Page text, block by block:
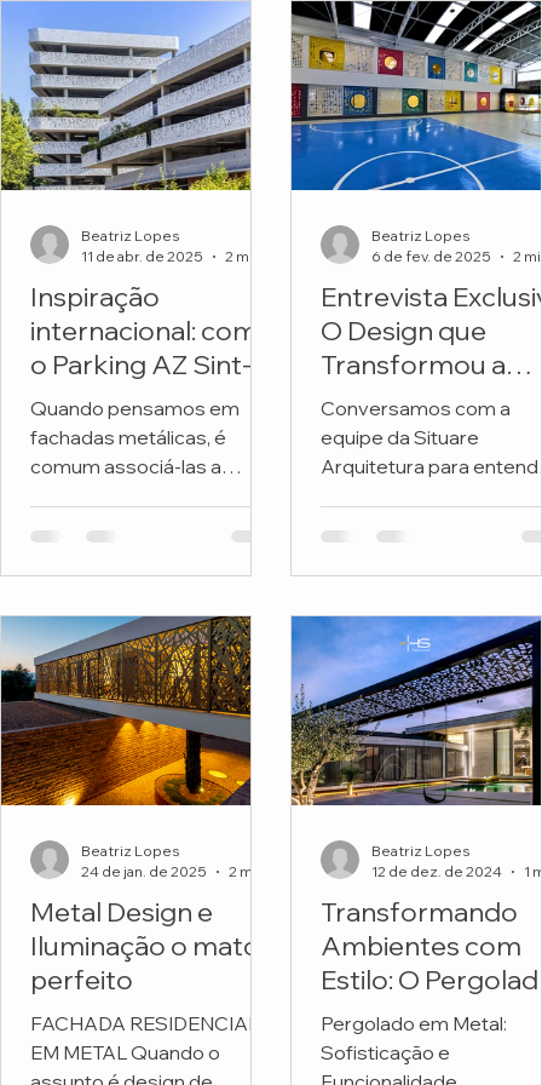
Inspiração
internacional: como
o Parking AZ Sint-
Lucas transforma
metal e natureza
em arquitetura
premiada
Quando pensamos em
fachadas metálicas, é
comum associá-las a
ou exclusivamente
do...
Beatriz Lopes
11 de abr. de 2025
Entrevista
O Design que
Transformou a
Fachada de uma
Escola
Conversamos com a
equipe da Situare
Arquitetura para
revitalizou a fachada da
Beatriz Lopes
6 de fev. de 2025
Metal Design e
Iluminação o match
perfeito
FACHADA RESIDENCIAL
EM METAL Quando o
Beatriz Lopes
24 de jan. de 2025
Transformando
Ambientes com
Estilo: O
em Metal
Personalizado da
Pergolado em Metal:
Sofisticação e
Beatriz Lopes
12 de dez. de 2024